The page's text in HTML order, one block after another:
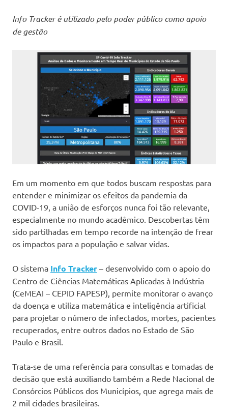
Info Tracker é utilizado pelo poder público como apoio
de gestão
Em um momento em que todos buscam respostas para
entender e minimizar os efeitos da pandemia da
COVID-19, a união de esforços nunca foi tão relevante,
especialmente no mundo acadêmico. Descobertas têm
sido partilhadas em tempo recorde na intenção de frear
os impactos para a população e salvar vidas.
O sistema Info Tracker – desenvolvido com o apoio do
Centro de Ciências Matemáticas Aplicadas à Indústria
(CeMEAI – CEPID FAPESP), permite monitorar o avanço
da doença e utiliza matemática e inteligência artificial
para projetar o número de infectados, mortes, pacientes
recuperados, entre outros dados no Estado de São
Paulo e Brasil.
Trata-se de uma referência para consultas e tomadas de
decisão que está auxiliando também a Rede Nacional de
Consórcios Públicos dos Municípios, que agrega mais de
2 mil cidades brasileiras.